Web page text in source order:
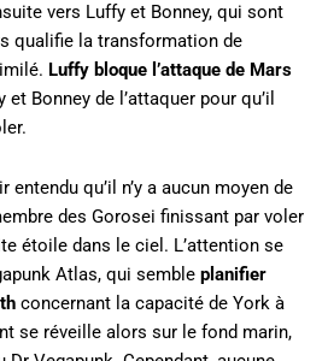
vers Luffy et Bonney, qui sont
qualifie la transformation de
Luffy bloque l’attaque de Mars
Bonney de l’attaquer pour qu’il
qu’il n’y a aucun moyen de
des Gorosei finissant par voler
étoile dans le ciel. L’attention se
Atlas, qui semble planifier
concernant la capacité de York à
se réveille alors sur le fond marin,